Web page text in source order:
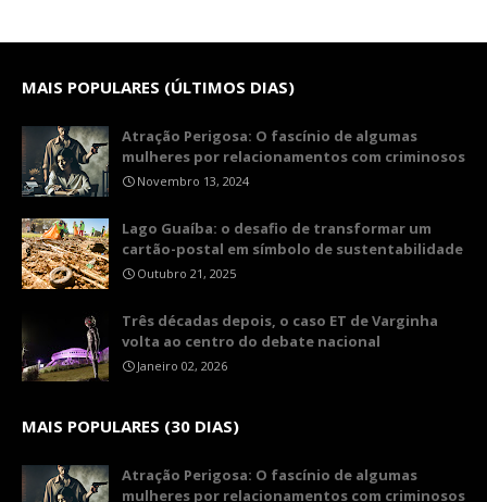
MAIS POPULARES (ÚLTIMOS DIAS)
Atração Perigosa: O fascínio de algumas
mulheres por relacionamentos com criminosos
Novembro 13, 2024
Lago Guaíba: o desafio de transformar um
cartão-postal em símbolo de sustentabilidade
Outubro 21, 2025
Três décadas depois, o caso ET de Varginha
volta ao centro do debate nacional
Janeiro 02, 2026
MAIS POPULARES (30 DIAS)
Atração Perigosa: O fascínio de algumas
mulheres por relacionamentos com criminosos